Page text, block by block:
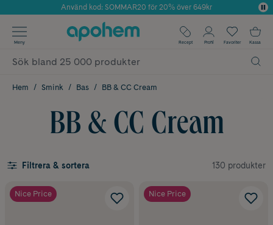
Årets Butik 2025 inom Skönhet
Använd kod: SOMMAR20 för 20% över 649kr
✓ Fri frakt
✓ Poäng på alla köp*
Meny Recept Profil Favoriter Kassa
Hem Smink Bas BB & CC Cream
BB & CC Cream
Filtrera & sortera 130 produkter
Nice Price Nice Price